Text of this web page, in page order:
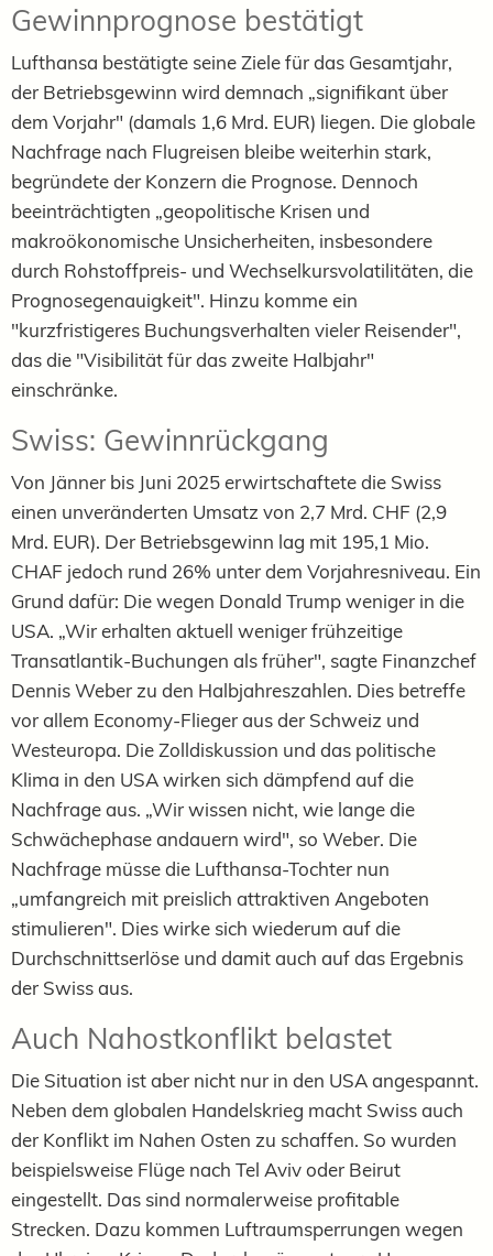
Gewinnprognose bestätigt
Lufthansa bestätigte seine Ziele für das Gesamtjahr,
der Betriebsgewinn wird demnach „signifikant über
dem Vorjahr" (damals 1,6 Mrd. EUR) liegen. Die globale
Nachfrage nach Flugreisen bleibe weiterhin stark,
begründete der Konzern die Prognose. Dennoch
beeinträchtigten „geopolitische Krisen und
makroökonomische Unsicherheiten, insbesondere
durch Rohstoffpreis- und Wechselkursvolatilitäten, die
Prognosegenauigkeit". Hinzu komme ein
"kurzfristigeres Buchungsverhalten vieler Reisender",
das die "Visibilität für das zweite Halbjahr"
einschränke.
Swiss: Gewinnrückgang
Von Jänner bis Juni 2025 erwirtschaftete die Swiss
einen unveränderten Umsatz von 2,7 Mrd. CHF (2,9
Mrd. EUR). Der Betriebsgewinn lag mit 195,1 Mio.
CHAF jedoch rund 26% unter dem Vorjahresniveau. Ein
Grund dafür: Die wegen Donald Trump weniger in die
USA. „Wir erhalten aktuell weniger frühzeitige
Transatlantik-Buchungen als früher", sagte Finanzchef
Dennis Weber zu den Halbjahreszahlen. Dies betreffe
vor allem Economy-Flieger aus der Schweiz und
Westeuropa. Die Zolldiskussion und das politische
Klima in den USA wirken sich dämpfend auf die
Nachfrage aus. „Wir wissen nicht, wie lange die
Schwächephase andauern wird", so Weber. Die
Nachfrage müsse die Lufthansa-Tochter nun
„umfangreich mit preislich attraktiven Angeboten
stimulieren". Dies wirke sich wiederum auf die
Durchschnittserlöse und damit auch auf das Ergebnis
der Swiss aus.
Auch Nahostkonflikt belastet
Die Situation ist aber nicht nur in den USA angespannt.
Neben dem globalen Handelskrieg macht Swiss auch
der Konflikt im Nahen Osten zu schaffen. So wurden
beispielsweise Flüge nach Tel Aviv oder Beirut
eingestellt. Das sind normalerweise profitable
Strecken. Dazu kommen Luftraumsperrungen wegen